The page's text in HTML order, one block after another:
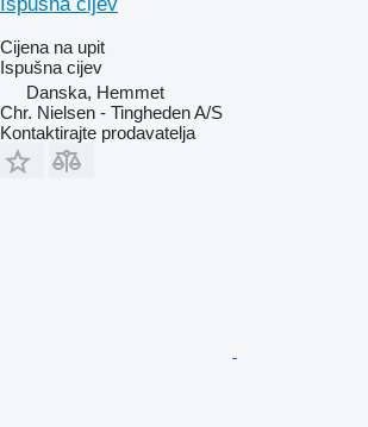
Cijena na upit
Ispušna cijev
Danska, Hemmet
Chr. Nielsen - Tingheden A/S
Kontaktirajte prodavatelja